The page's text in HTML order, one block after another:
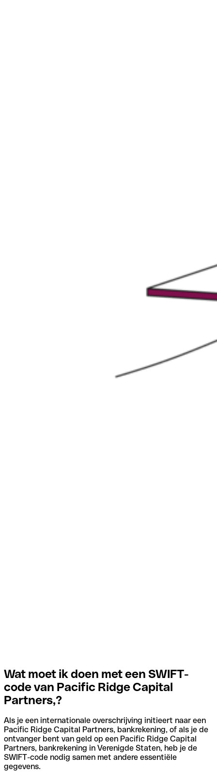
Wat moet ik doen met een SWIFT-
code van Pacific Ridge Capital
Partners,?
Als je een internationale overschrijving initieert naar een
Pacific Ridge Capital Partners, bankrekening, of als je de
ontvanger bent van geld op een Pacific Ridge Capital
Partners, bankrekening in Verenigde Staten, heb je de
SWIFT-code nodig samen met andere essentiële
gegevens.